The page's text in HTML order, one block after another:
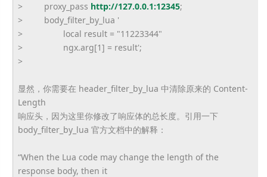
> proxy_pass http://127.0.0.1:12345;
> body_filter_by_lua '
> local result = "11223344"
> ngx.arg[1] = result';
>
显然，你需要在 header_filter_by_lua 中清除原来的 Content-
Length
响应头，因为这里你修改了响应体的总长度。引用一下
body_filter_by_lua 官方文档中的解释：
“When the Lua code may change the length of the
response body, then it